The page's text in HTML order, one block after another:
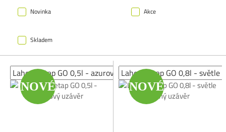
Novinka Akce
Skladem
NOVÉ NOVÉ